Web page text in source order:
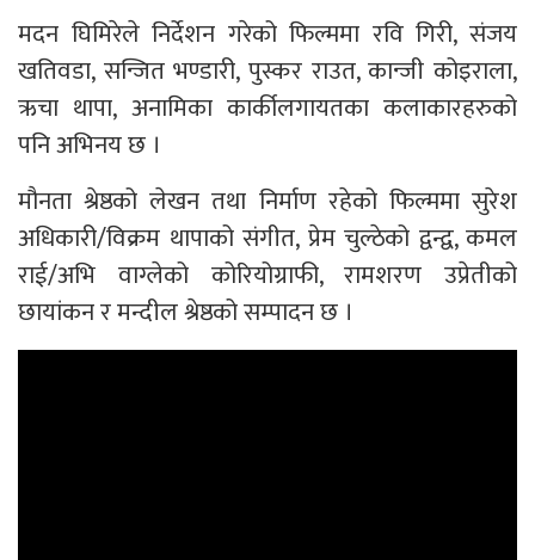
मदन घिमिरेले निर्देशन गरेको फिल्ममा रवि गिरी, संजय
खतिवडा, सन्जित भण्डारी, पुस्कर राउत, कान्जी कोइराला,
ऋचा थापा, अनामिका कार्कीलगायतका कलाकारहरुको
पनि अभिनय छ ।
मौनता श्रेष्ठको लेखन तथा निर्माण रहेको फिल्ममा सुरेश
अधिकारी/विक्रम थापाको संगीत, प्रेम चुल्ठेको द्वन्द्व, कमल
राई/अभि वाग्लेको कोरियोग्राफी, रामशरण उप्रेतीको
छायांकन र मन्दील श्रेष्ठको सम्पादन छ ।